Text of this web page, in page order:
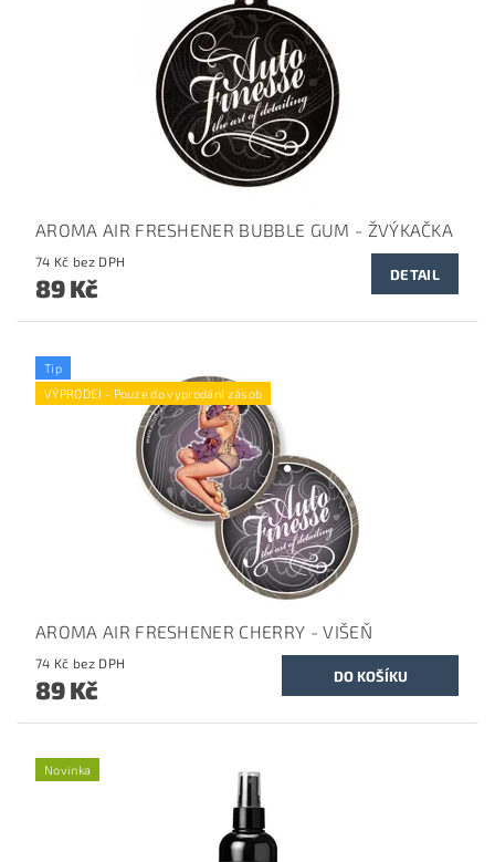
AROMA AIR FRESHENER BUBBLE GUM - ŽVÝKAČKA
74 Kč bez DPH
89 Kč DETAIL
Tip
VÝPRODEJ - Pouze do vyprodání zásob
AROMA AIR FRESHENER CHERRY - VIŠEŇ
74 Kč bez DPH
89 Kč
Novinka